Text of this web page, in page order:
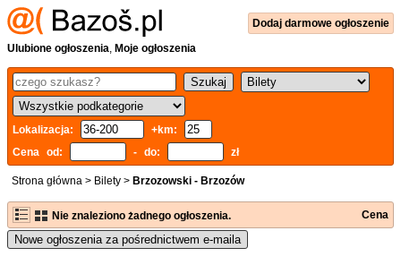
Dodaj darmowe ogłoszenie
Ulubione ogłoszenia, Moje ogłoszenia
Lokalizacja:
+km:
Cena od:
- do: zł
Strona główna > Bilety > Brzozowski - Brzozów
Nie znaleziono żadnego ogłoszenia. Cena
Nowe ogłoszenia za pośrednictwem e-maila